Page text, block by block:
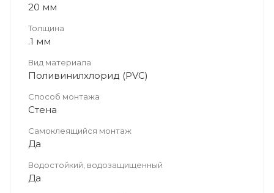
20 мм
Толщина
.1 мм
Вид материала
Поливинилхлорид (PVC)
Способ монтажа
Стена
Самоклеящийся монтаж
Да
Водостойкий, водозащищенный
Да